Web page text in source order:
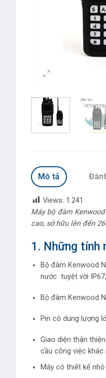
Mô tả
Views: 1.241
Máy bộ đàm
cao, sở hữu lên đến
1. Những tính
Bộ đàm Kenwood
nước tuyệt vời
Bộ đàm Kenwood
Pin có dung lượng
Giao diện thân
cầu công việc khác
Máy có thiết kế